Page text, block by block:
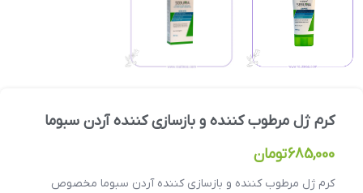
کرم ژل مرطوب کننده و بازسازی کننده آردن سبوما
685,000تومان
کرم ژل مرطوب کننده و بازسازی کننده آردن سبوما مخصوص